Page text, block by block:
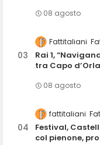
08 agosto
Fattitaliani
Rai 1,
tra Capo
08 agosto
fattitaliani
Festival,
col pienone,